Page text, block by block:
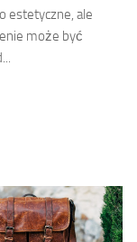
estetyczne, ale
może być